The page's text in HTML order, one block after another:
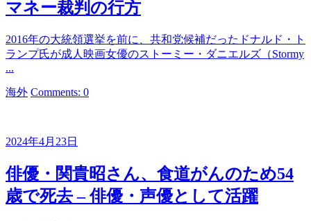
マネー裁判の行方
2016年の大統領選挙を前に、共和党候補だったドナルド・ト
ランプ氏が成人映画女優のストーミー・ダニエルズ（Stormy
...
カ
リ
ー
海外 Comments: 0
2024年4月23日
俳優・関貴昭さん、食道がんのため54
歳で死去 – 俳優・声優として活躍